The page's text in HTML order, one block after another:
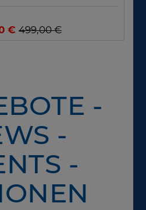
€ 499,00 €
-
-
-